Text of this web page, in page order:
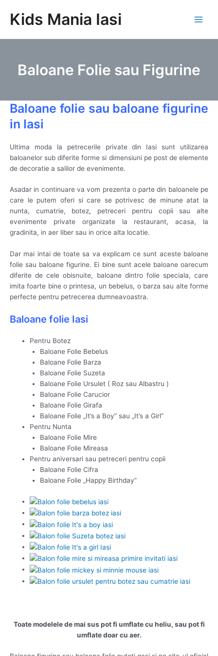
contentKids Mania Iasi
Baloane Folie sau Figurine
Baloane folie sau baloane figurine
in Iasi
Ultima moda la petrecerile private din Iasi sunt utilizarea
baloanelor sub diferite forme si dimensiuni pe post de elemente
de decoratie a salilor de evenimente.
Asadar in continuare va vom prezenta o parte din baloanele pe
care le putem oferi si care se potrivesc de minune atat la
nunta, cumatrie, botez, petreceri pentru copii sau alte
evenimente private organizate la restaurant, acasa, la
gradinita, in aer liber sau in orice alta locatie.
Dar mai intai de toate sa va explicam ce sunt aceste baloane
folie sau baloane figurine. Ei bine sunt acele baloane oarecum
diferite de cele obisnuite, baloane dintro folie speciala, care
imita foarte bine o printesa, un bebelus, o barza sau alte forme
perfecte pentru petrecerea dumneavoastra.
Baloane folie Iasi
Pentru Botez
Baloane Folie Bebelus
Baloane Folie Barza
Baloane Folie Suzeta
Baloane Folie Ursulet ( Roz sau Albastru )
Baloane Folie Carucior
Baloane Folie Girafa
Baloane Folie „It’s a Boy” sau „It’s a Girl”
Pentru Nunta
Baloane Folie Mire
Baloane Folie Mireasa
Pentru aniversari sau petreceri pentru copii
Baloane Folie Cifra
Baloane Folie „Happy Birthday”
Toate modelele de mai sus pot fi umflate cu heliu, sau pot fi
umflate doar cu aer.